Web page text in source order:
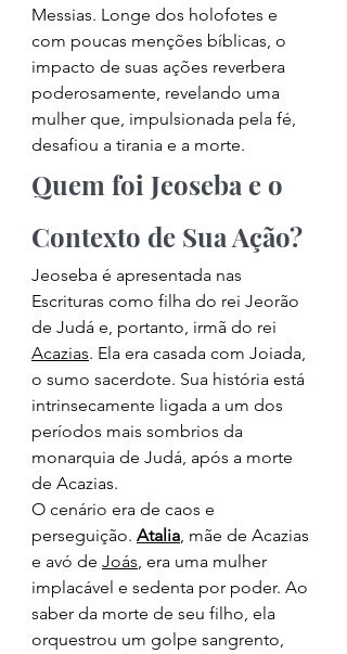
Messias. Longe dos holofotes e
com poucas menções bíblicas, o
impacto de suas ações reverbera
poderosamente, revelando uma
mulher que, impulsionada pela fé,
desafiou a tirania e a morte.
Quem foi Jeoseba e o
Contexto de Sua Ação?
Jeoseba é apresentada nas
Escrituras como filha do rei Jeorão
de Judá e, portanto, irmã do rei
Acazias. Ela era casada com Joiada,
o sumo sacerdote. Sua história está
intrinsecamente ligada a um dos
períodos mais sombrios da
monarquia de Judá, após a morte
de Acazias.
O cenário era de caos e
perseguição. Atalia, mãe de Acazias
e avó de Joás, era uma mulher
implacável e sedenta por poder. Ao
saber da morte de seu filho, ela
orquestrou um golpe sangrento,